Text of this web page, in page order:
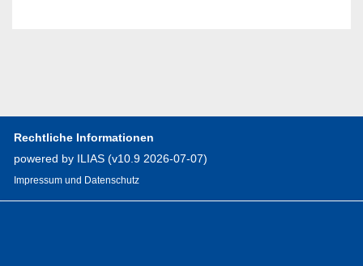
Rechtliche Informationen
powered by ILIAS (v10.9 2026-07-07)
Impressum und Datenschutz